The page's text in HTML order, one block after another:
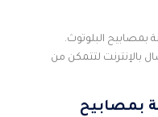
بمصابيح البلوتوث.
بالإنترنت لتتمكن من
بمصابيح